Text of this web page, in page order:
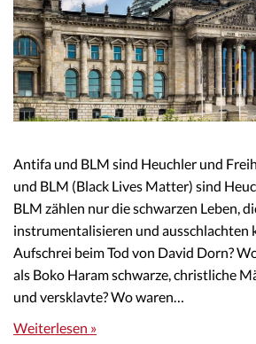
Antifa und BLM sind Heuchler und
und BLM (Black Lives Matter) sind
BLM zählen nur die schwarzen Leben,
instrumentalisieren und ausschlachten
Aufschrei beim Tod von David Dorn?
als Boko Haram schwarze, christliche
und versklavte? Wo waren…
Weiterlesen »